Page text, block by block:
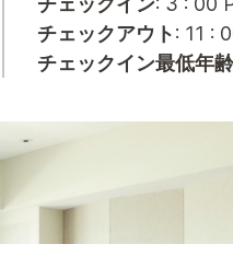
チェックアウト: 11 :
チェックイン最低年齢